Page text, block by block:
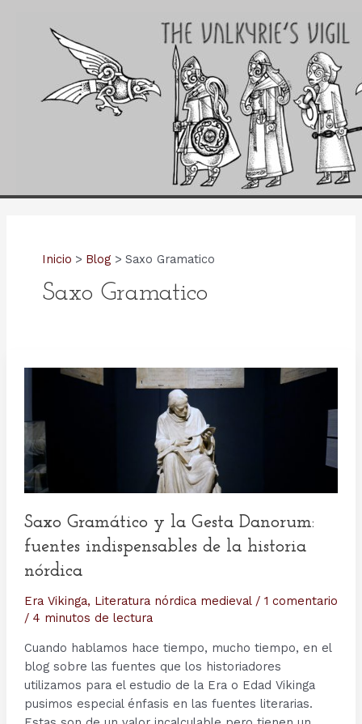
Inicio Blog Saxo Gramatico
Saxo Gramatico
Saxo Gramático y la Gesta Danorum:
fuentes indispensables de la historia
nórdica
Era Vikinga, Literatura nórdica medieval/ 1 comentario
/ 4 minutos de lectura
Cuando hablamos hace tiempo, mucho tiempo, en el
blog sobre las fuentes que los historiadores
utilizamos para el estudio de la Era o Edad Vikinga
pusimos especial énfasis en las fuentes literarias.